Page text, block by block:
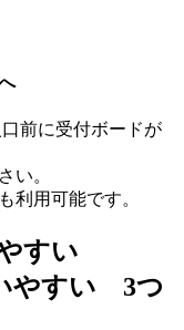
口前に受付ボードが
い。
利用可能です。
すい